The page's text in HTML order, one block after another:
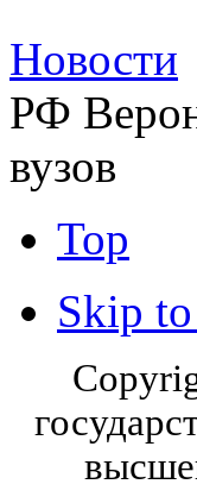
Новости
РФ
вузов
Top
Skip